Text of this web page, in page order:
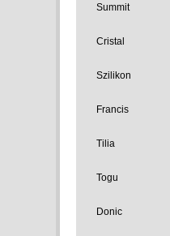
Summit
Cristal
Szilikon
Francis
Tilia
Togu
Donic